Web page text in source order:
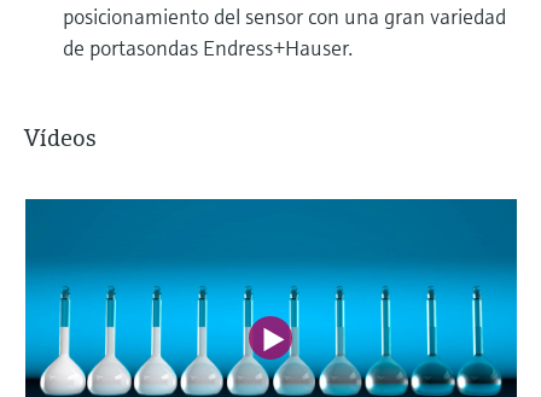
posicionamiento del sensor con una gran variedad
de portasondas Endress+Hauser.
Vídeos